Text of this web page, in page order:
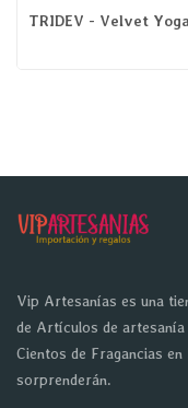
Vip Artesanías es una
de Artículos de
Cientos de Fragancias
sorprenderán.